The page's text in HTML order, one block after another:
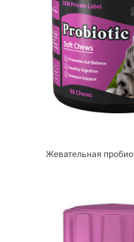
Жевательная